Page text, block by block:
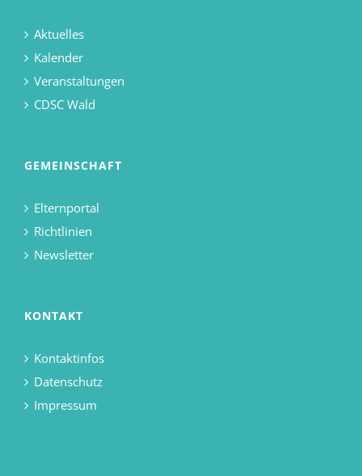
Aktuelles
Kalender
Veranstaltungen
CDSC Wald
GEMEINSCHAFT
Elternportal
Richtlinien
Newsletter
KONTAKT
Kontaktinfos
Datenschutz
Impressum